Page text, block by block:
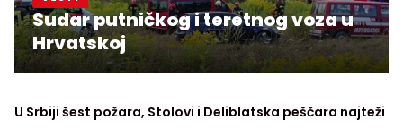
Sudar putničkog i teretnog voza u
Hrvatskoj
U Srbiji šest požara, Stolovi i Deliblatska peščara najteži